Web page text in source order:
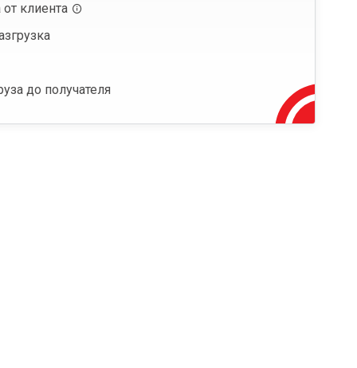
от клиента
до получателя